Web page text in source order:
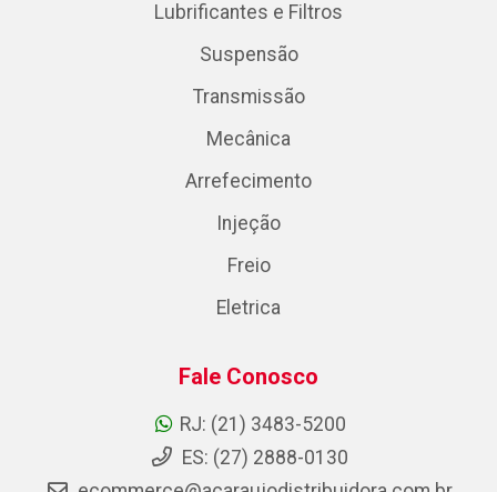
Lubrificantes e Filtros
Suspensão
Transmissão
Mecânica
Arrefecimento
Injeção
Freio
Eletrica
Fale Conosco
RJ: (21) 3483-5200
ES: (27) 2888-0130